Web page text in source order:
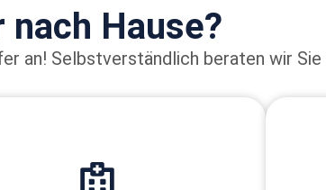
nach Hause?
an! Selbstverständlich beraten wir Sie